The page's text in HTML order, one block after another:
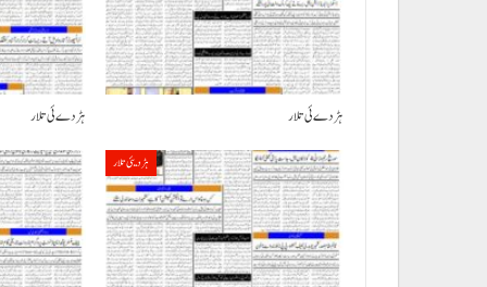
ہڑدے ئی تلار ہڑدے ئی تلار
ہڑدیئی تلار